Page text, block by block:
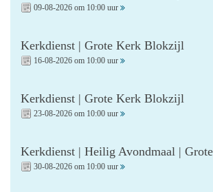
09-08-2026 om 10:00 uur
Kerkdienst | Grote Kerk Blokzijl
16-08-2026 om 10:00 uur
Kerkdienst | Grote Kerk Blokzijl
23-08-2026 om 10:00 uur
Kerkdienst | Heilig Avondmaal |
30-08-2026 om 10:00 uur